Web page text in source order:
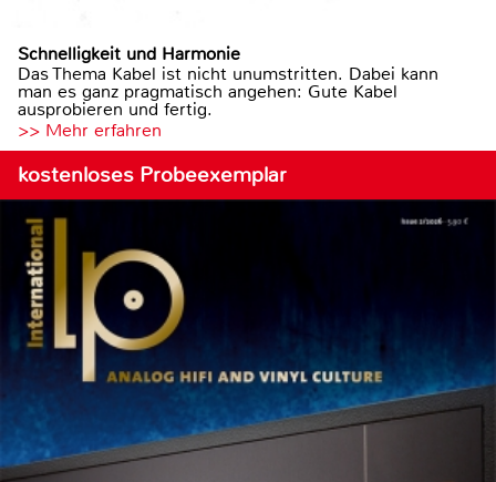
Schnelligkeit und Harmonie
Das Thema Kabel ist nicht unumstritten. Dabei kann
man es ganz pragmatisch angehen: Gute Kabel
ausprobieren und fertig.
>> Mehr erfahren
kostenloses Probeexemplar